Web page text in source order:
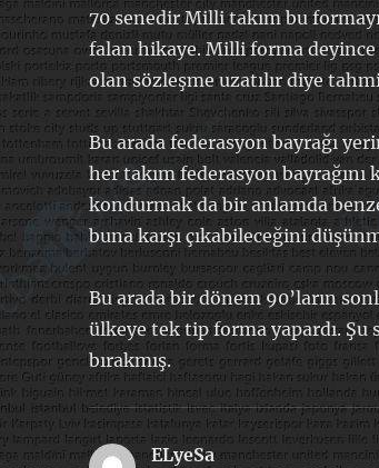
70 senedir Milli takım bu
falan hikaye. Milli forma deyince
olan sözleşme uzatılır diye
Bu arada federasyon bayrağı
her takım federasyon
kondurmak da bir anlamda
buna karşı çıkabileceğini
Bu arada bir dönem 90’ların
ülkeye tek tip forma yapardı.
bırakmış.
ELyeSadedi